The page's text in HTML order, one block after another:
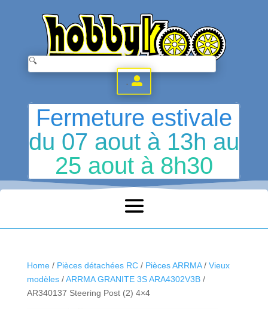
.
Fermeture estivale
du 07 aout à 13h au
25 aout à 8h30
Home/ Pièces détachées RC/ Pièces ARRMA/ Vieux
modèles/ARRMA GRANITE 3S ARA4302V3B/
AR340137 Steering Post (2) 4×4